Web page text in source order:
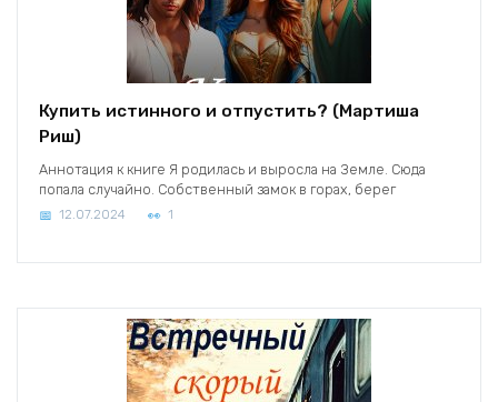
Купить истинного и отпустить? (Мартиша
Риш)
Аннотация к книге Я родилась и выросла на Земле. Сюда
попала случайно. Собственный замок в горах, берег
12.07.2024 1